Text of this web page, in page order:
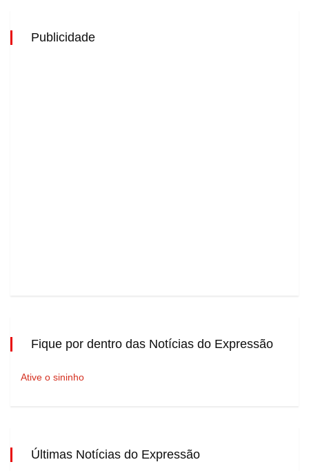
Publicidade
Fique por dentro das Notícias do Expressão
Ative o sininho
Últimas Notícias do Expressão